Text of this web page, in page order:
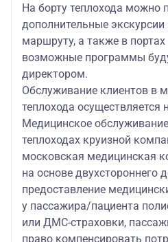
На борту теплохода можно
дополнительные экскурсии
маршруту, а также в
возможные программы
директором.
Обслуживание клиентов в
теплохода осуществляется
Медицинское
теплоходах круизной
московская медицинская
на основе двухстороннего
предоставление
у пассажира/пациента
или ДМС-страховки,
право компенсировать